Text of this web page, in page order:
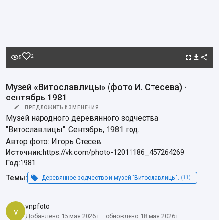
5 2
Музей «Витославлицы» (фото И. Стесева) ·
сентябрь 1981
ПРЕДЛОЖИТЬ ИЗМЕНЕНИЯ
Музей народного деревянного зодчества
"Витославлицы". Сентябрь, 1981 год.
Автор фото: Игорь Стесев.
Источник:https://vk.com/photo-12011186_457264269
Год:1981
Темы:
Деревянное зодчество и музей "Витославлицы". (11)
v vnpfoto
Добавлено 15 мая 2026 г. · обновлено 18 мая 2026 г.